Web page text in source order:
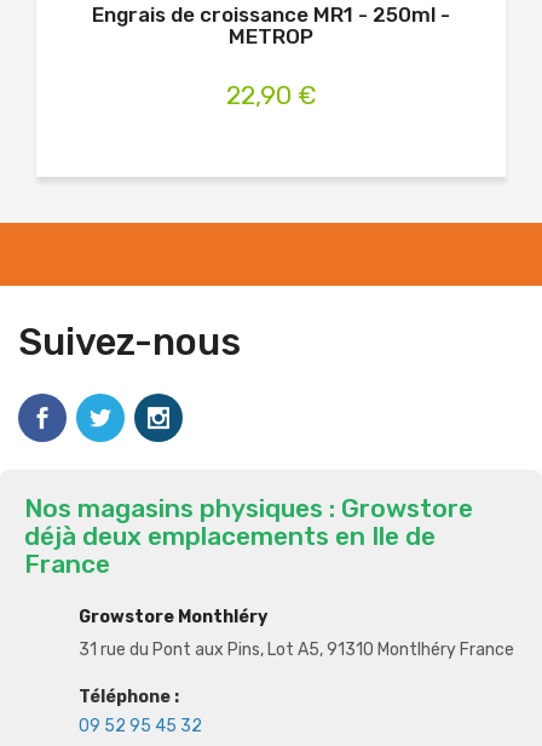
Engrais de croissance MR1 - 250ml -
METROP
22,90 €
Suivez-nous
Nos magasins physiques : Growstore
déjà deux emplacements en Ile de
France
Growstore Monthléry
31 rue du Pont aux Pins, Lot A5, 91310 Montlhéry France
Téléphone :
09 52 95 45 32